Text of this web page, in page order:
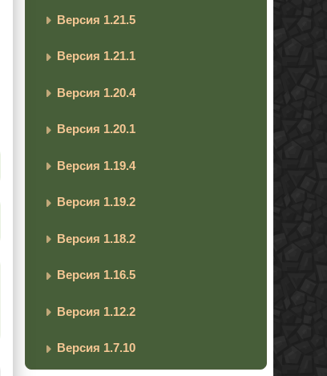
Версия 1.21.5
Версия 1.21.1
Версия 1.20.4
Версия 1.20.1
Версия 1.19.4
Версия 1.19.2
Версия 1.18.2
Версия 1.16.5
Версия 1.12.2
Версия 1.7.10